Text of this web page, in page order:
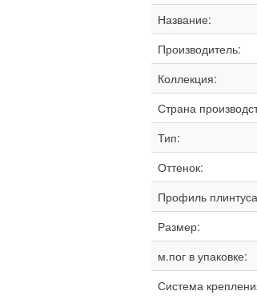
Название:
Производитель:
Коллекция:
Страна
Тип:
Оттенок:
Профиль
Размер:
м.пог в упаковке:
Система